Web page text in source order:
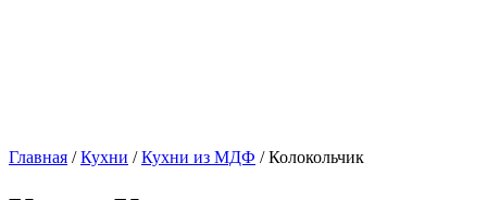
Главная /Кухни /Кухни из МДФ / Колокольчик